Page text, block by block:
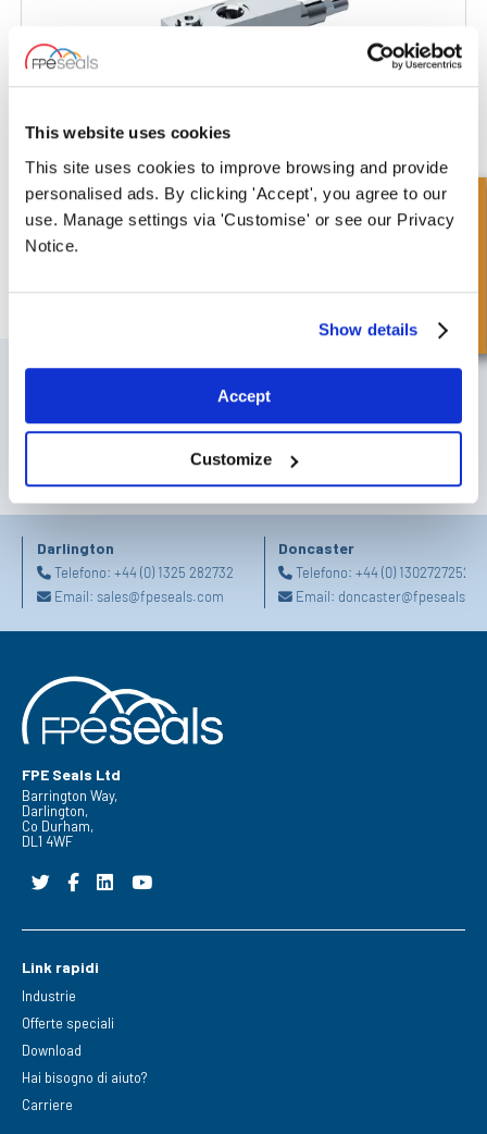
This website uses cookies
This site uses cookies to improve browsing and provide
personalised ads. By clicking 'Accept', you agree to our
use. Manage settings via 'Customise' or see our Privacy
Notice.
Show details
Accept
Customize
ISCRIVITI ALLA NOSTRA NEWSLETTER
Non dimenticare di iscriverti alla nostra newsletter per ricevere dettagli
sulle ultime offerte speciali e nuovi prodotti.
Darlington
Telefono: +44 (0) 1325 282732
Email: sales@fpeseals.com
Doncaster
Telefono:+44 (0) 1302727252
Email:
FPE Seals Ltd
Barrington Way,
Darlington,
Co Durham,
DL1 4WF
Link rapidi
Industrie
Offerte speciali
Download
Hai bisogno di aiuto?
Carriere
Richiesta Veloce